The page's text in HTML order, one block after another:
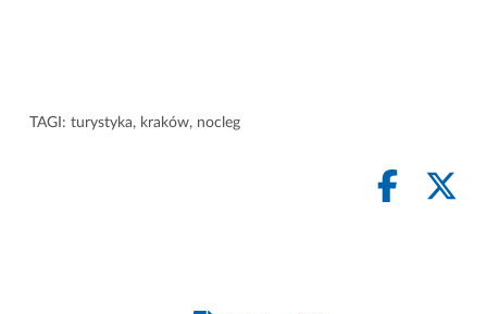
TAGI: turystyka, kraków, nocleg